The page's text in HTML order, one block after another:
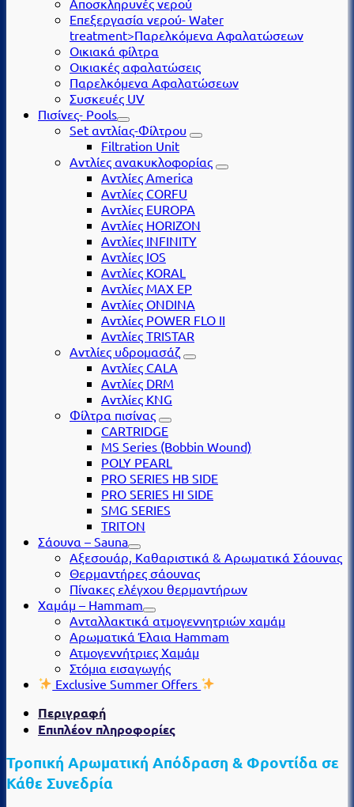
Επεξεργασία νερού- Water
treatment>Παρελκόμενα Αφαλατώσεων
Οικιακά φίλτρα
Οικιακές αφαλατώσεις
Παρελκόμενα Αφαλατώσεων
Συσκευές UV
Πισίνες- Pools
Set αντλίας-Φίλτρου
Filtration Unit
Αντλίες ανακυκλοφορίας
Αντλίες America
Αντλίες CORFU
Αντλίες EUROPA
Αντλίες HORIZON
Αντλίες INFINITY
Αντλίες IOS
Αντλίες KORAL
Αντλίες MAX EP
Αντλίες ONDINA
Αντλίες POWER FLO II
Αντλίες TRISTAR
Αντλίες υδρομασάζ
Αντλίες CALA
Αντλίες DRM
Αντλίες KNG
Φίλτρα πισίνας
CARTRIDGE
MS Series (Βobbin Wound)
POLY PEARL
PRO SERIES HB SIDE
PRO SERIES HI SIDE
SMG SERIES
TRITON
Σάουνα – Sauna
Αξεσουάρ, Καθαριστικά & Αρωματικά Σάουνας
Θερμαντήρες σάουνας
Πίνακες ελέγχου θερμαντήρων
Χαμάμ – Hammam
Ανταλλακτικά ατμογεννητριών χαμάμ
Αρωματικά Έλαια Hammam
Ατμογεννήτριες Χαμάμ
Στόμια εισαγωγής
Exclusive Summer Offers
Περιγραφή
Επιπλέον πληροφορίες
Τροπική Αρωματική Απόδραση & Φροντίδα σε
Κάθε Συνεδρία